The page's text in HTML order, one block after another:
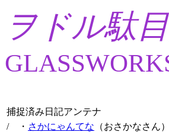
ヲドル駄
捕捉済み日記アンテナ
/ ・ さかにゃんてな （おさかなさん）